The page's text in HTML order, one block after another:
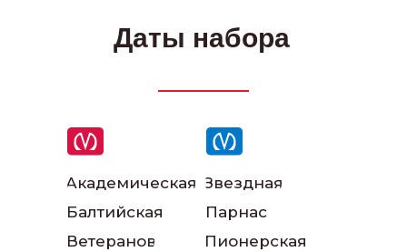
Даты набора
Академическая
Балтийская
Ветеранов
Звездная
Пионерская
Парнас